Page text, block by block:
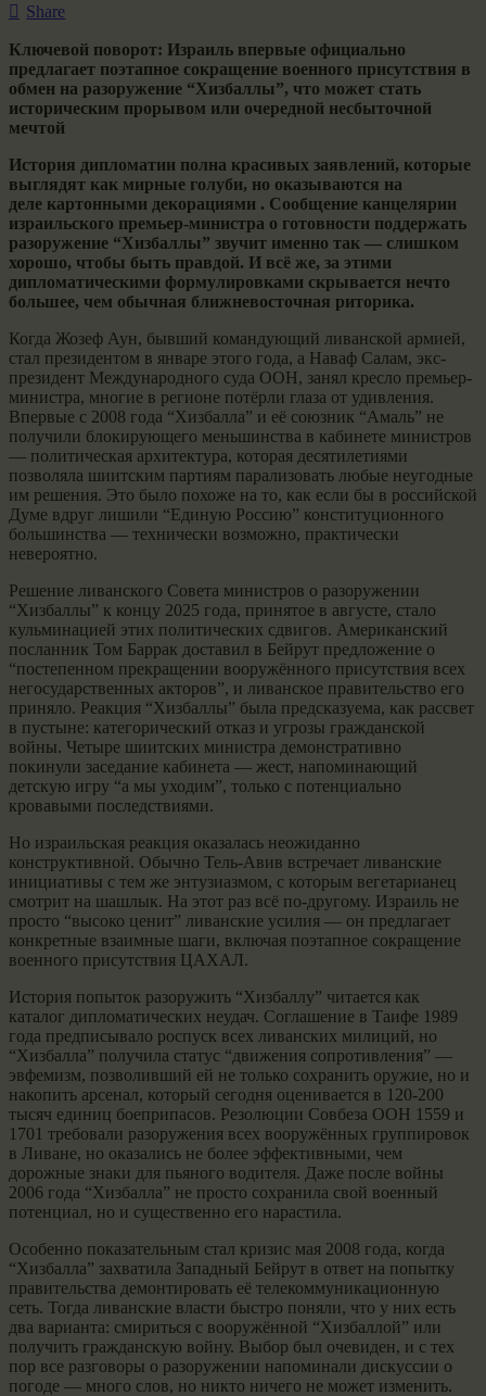
Share
Ключевой поворот: Израиль впервые официально
предлагает поэтапное сокращение военного присутствия в
обмен на разоружение “Хизбаллы”, что может стать
историческим прорывом или очередной несбыточной
мечтой
История дипломатии полна красивых заявлений, которые
выглядят как мирные голуби, но оказываются на
деле картонными декорациями . Сообщение канцелярии
израильского премьер-министра о готовности поддержать
разоружение “Хизбаллы” звучит именно так — слишком
хорошо, чтобы быть правдой. И всё же, за этими
дипломатическими формулировками скрывается нечто
большее, чем обычная ближневосточная риторика.
Когда Жозеф Аун, бывший командующий ливанской армией,
стал президентом в январе этого года, а Наваф Салам, экс-
президент Международного суда ООН, занял кресло премьер-
министра, многие в регионе потёрли глаза от удивления.
Впервые с 2008 года “Хизбалла” и её союзник “Амаль” не
получили блокирующего меньшинства в кабинете министров
— политическая архитектура, которая десятилетиями
позволяла шиитским партиям парализовать любые неугодные
им решения. Это было похоже на то, как если бы в российской
Думе вдруг лишили “Единую Россию” конституционного
большинства — технически возможно, практически
невероятно.
Решение ливанского Совета министров о разоружении
“Хизбаллы” к концу 2025 года, принятое в августе, стало
кульминацией этих политических сдвигов. Американский
посланник Том Баррак доставил в Бейрут предложение о
“постепенном прекращении вооружённого присутствия всех
негосударственных акторов”, и ливанское правительство его
приняло. Реакция “Хизбаллы” была предсказуема, как рассвет
в пустыне: категорический отказ и угрозы гражданской
войны. Четыре шиитских министра демонстративно
покинули заседание кабинета — жест, напоминающий
детскую игру “а мы уходим”, только с потенциально
кровавыми последствиями.
Но израильская реакция оказалась неожиданно
конструктивной. Обычно Тель-Авив встречает ливанские
инициативы с тем же энтузиазмом, с которым вегетарианец
смотрит на шашлык. На этот раз всё по-другому. Израиль не
просто “высоко ценит” ливанские усилия — он предлагает
конкретные взаимные шаги, включая поэтапное сокращение
военного присутствия ЦАХАЛ.
История попыток разоружить “Хизбаллу” читается как
каталог дипломатических неудач. Соглашение в Таифе 1989
года предписывало роспуск всех ливанских милиций, но
“Хизбалла” получила статус “движения сопротивления” —
эвфемизм, позволивший ей не только сохранить оружие, но и
накопить арсенал, который сегодня оценивается в 120-200
тысяч единиц боеприпасов. Резолюции Совбеза ООН 1559 и
1701 требовали разоружения всех вооружённых группировок
в Ливане, но оказались не более эффективными, чем
дорожные знаки для пьяного водителя. Даже после войны
2006 года “Хизбалла” не просто сохранила свой военный
потенциал, но и существенно его нарастила.
Особенно показательным стал кризис мая 2008 года, когда
“Хизбалла” захватила Западный Бейрут в ответ на попытку
правительства демонтировать её телекоммуникационную
сеть. Тогда ливанские власти быстро поняли, что у них есть
два варианта: смириться с вооружённой “Хизбаллой” или
получить гражданскую войну. Выбор был очевиден, и с тех
пор все разговоры о разоружении напоминали дискуссии о
погоде — много слов, но никто ничего не может изменить.